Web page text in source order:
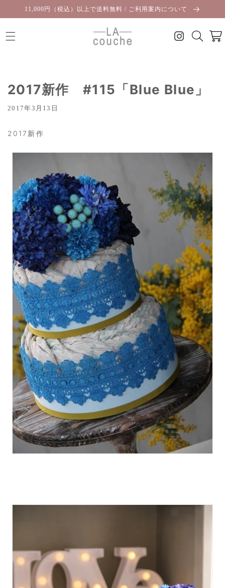
ンツに
11,000円（税込）以上で送料無料 / ご利用案内について
ー
2017新作 #115「Blue Blue」
2017年3月13日
2017新作